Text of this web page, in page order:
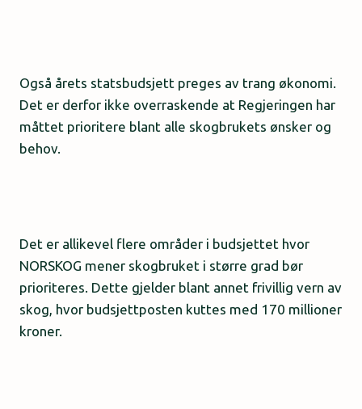
Også årets statsbudsjett preges av trang økonomi.
Det er derfor ikke overraskende at Regjeringen har
måttet prioritere blant alle skogbrukets ønsker og
behov.
Det er allikevel flere områder i budsjettet hvor
NORSKOG mener skogbruket i større grad bør
prioriteres. Dette gjelder blant annet frivillig vern av
skog, hvor budsjettposten kuttes med 170 millioner
kroner.